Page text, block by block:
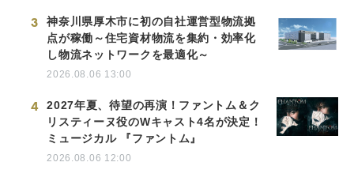
3
神奈川県厚木市に初の自社運営型物流拠
点が稼働～住宅資材物流を集約・効率化
し物流ネットワークを最適化～
2026.08.06 13:00
4
2027年夏、待望の再演！ファントム＆ク
リスティーヌ役のWキャスト4名が決定！
ミュージカル 『ファントム』
2026.08.06 12:00